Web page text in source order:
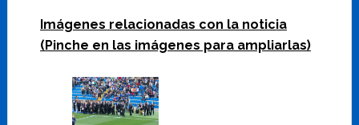
Imágenes relacionadas con la noticia
(Pinche en las imágenes para ampliarlas)